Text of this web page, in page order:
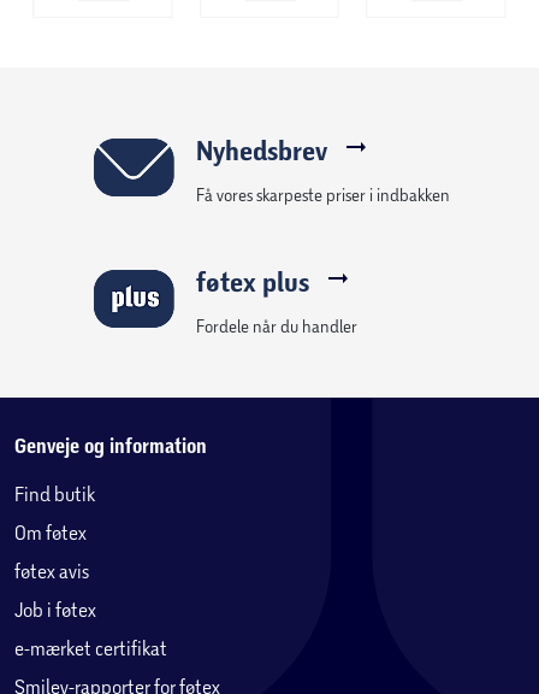
Nyhedsbrev
Få vores skarpeste priser i indbakken
føtex plus
Fordele når du handler
Genveje og information
Find butik
Om føtex
føtex avis
Job i føtex
e-mærket certifikat
Smiley-rapporter for føtex